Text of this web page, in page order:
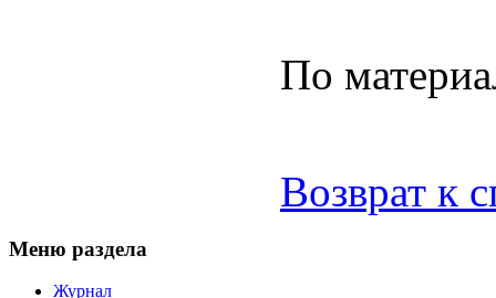
По
Возврат к
Меню раздела
Журнал